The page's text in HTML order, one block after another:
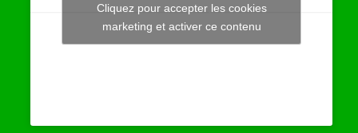
Tweets by JeuAchat
Cliquez pour accepter les cookies
marketing et activer ce contenu